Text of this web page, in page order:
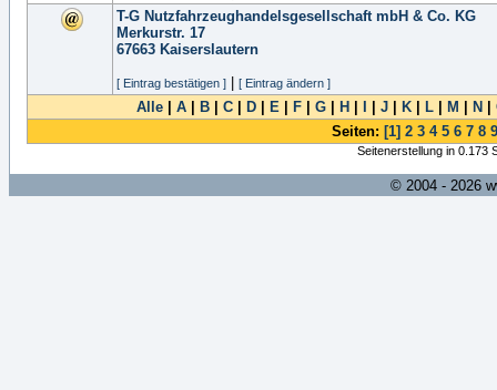
T-G Nutzfahrzeughandelsgesellschaft mbH & Co. KG
Merkurstr. 17
67663 Kaiserslautern
[ Eintrag bestätigen ] [ Eintrag ändern ]
Alle A B C D E F G H J K L M N
Seiten: [1] 2 3 4 5 6 7 8 9
Seitenerstellung in 0.173
© 2004 - 2026